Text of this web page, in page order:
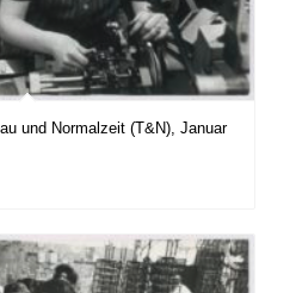
und Normalzeit (T&N), Januar